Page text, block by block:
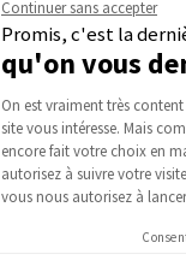
Continuer sans accepter
Promis, c'est la
qu'on vous
Plateforme de
On est vraiment très
site vous intéresse. Mais
encore fait votre choix en
autorisez à suivre votre
vous nous autorisez à